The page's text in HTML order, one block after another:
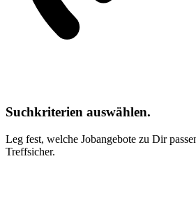
Suchkriterien auswählen.
Leg fest, welche Jobangebote zu Dir
Treffsicher.